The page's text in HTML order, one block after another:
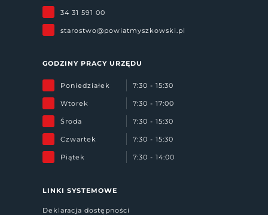
34 31 591 00
starostwo@powiatmyszkowski.pl
GODZINY PRACY URZĘDU
Poniedziałek 7:30 - 15:30
Wtorek 7:30 - 17:00
Środa 7:30 - 15:30
Czwartek 7:30 - 15:30
Piątek 7:30 - 14:00
LINKI SYSTEMOWE
Deklaracja dostępności